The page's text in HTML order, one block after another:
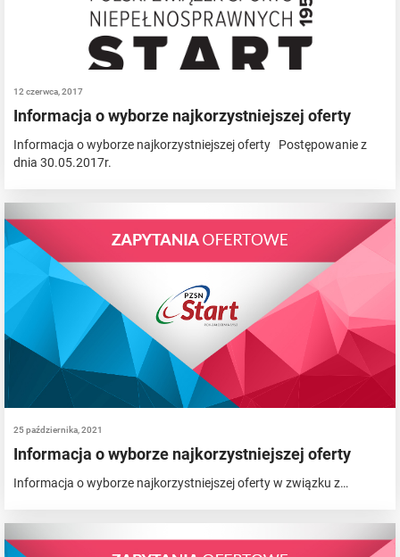
12 czerwca, 2017
Informacja o wyborze najkorzystniejszej oferty
Informacja o wyborze najkorzystniejszej oferty Postępowanie z
dnia 30.05.2017r.
25 października, 2021
Informacja o wyborze najkorzystniejszej oferty
Informacja o wyborze najkorzystniejszej oferty w związku z…